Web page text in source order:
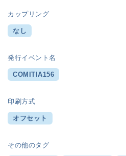
カップリング
なし
発行イベント名
COMITIA156
印刷方式
オフセット
その他のタグ